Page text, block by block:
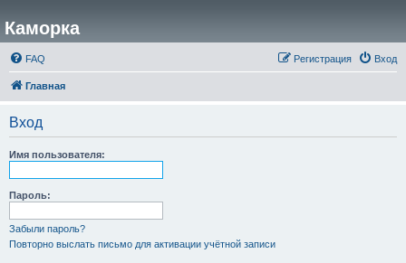
Каморка
FAQ Вход
Регистрация
Главная
Вход
Имя пользователя:
Пароль:
Забыли пароль?
Повторно выслать письмо для активации учётной записи